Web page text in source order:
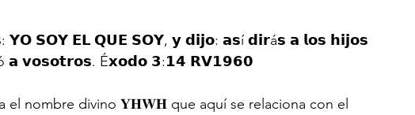
𝗬𝗢 𝗦𝗢𝗬 𝗘𝗟 𝗤𝗨𝗘 𝗦𝗢𝗬, 𝘆 𝗱𝗶𝗷𝗼: 𝗮𝘀í 𝗱𝗶𝗿á𝘀 𝗮 𝗹𝗼𝘀 𝗵𝗶𝗷𝗼𝘀
𝗮 𝘃𝗼𝘀𝗼𝘁𝗿𝗼𝘀. É𝘅𝗼𝗱𝗼 𝟯:𝟭𝟰 𝗥𝗩𝟭𝟵𝟲𝟬
el nombre divino 𝐘𝐇𝐖𝐇 que aquí se relaciona con el